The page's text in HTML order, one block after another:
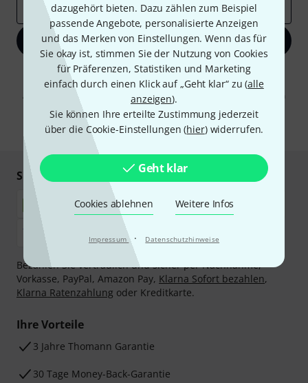
dazugehört bieten. Dazu zählen zum Beispiel
passende Angebote, personalisierte Anzeigen
und das Merken von Einstellungen. Wenn das für
Sie okay ist, stimmen Sie der Nutzung von Cookies
für Präferenzen, Statistiken und Marketing
einfach durch einen Klick auf „Geht klar“ zu (alle
anzeigen).
Sie können Ihre erteilte Zustimmung jederzeit
über die Cookie-Einstellungen (hier) widerrufen.
Geht klar
Cookies ablehnen Weitere Infos
Impressum · Datenschutzhinweise
E-Mail-Adresse*
Jetzt anmelden
Mit Klick auf „Jetzt anmelden“ stimmen Sie dem Erhalt von E-Mail-
Werbung und einer Messung des E-Mail-Nutzungsverhaltens zu. Die
Abmeldung ist jederzeit möglich. Weitere Informationen finden Sie in
Datenschutzhinweisen
* Pflichtfeld
Sicher einkaufen & bezahlen
Bezahlen Sie vertraulich und sicher per Nachnahme,
Vorkasse, PayPal, Amazon Pay, Klarna Sofort bezahlen,
Klarna Ratenzahlung oder Kreditkarte.
Ihre Vorteile
3 Jahre Thomann Garantie
30 Tage Money-Back-Garantie